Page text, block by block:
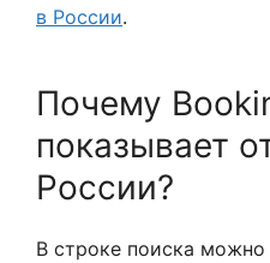
в России.
Почему
показывает
России?
В строке поиска